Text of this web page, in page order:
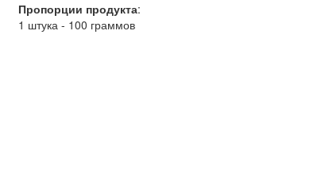
Пропорции продукта:
1 штука - 100 граммов